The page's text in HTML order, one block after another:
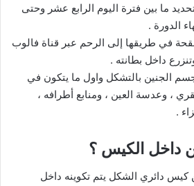
ما بين فترة اليوم الرابع عشر وحتى
الدورة .
في طريقها إلى الرحم عبر قناة فالوب
داخل بطانته .
الجنين بالتشكل واول ما يتكون في
، وعدسة العين ، ومنابع أطرافه ،
.
داخل الكيس ؟
دائري الشكل يتم تكوينه داخل